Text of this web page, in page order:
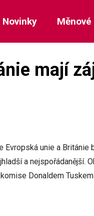
Novinky
mají
unie a Británie
a nejspořádanější.
Donaldem